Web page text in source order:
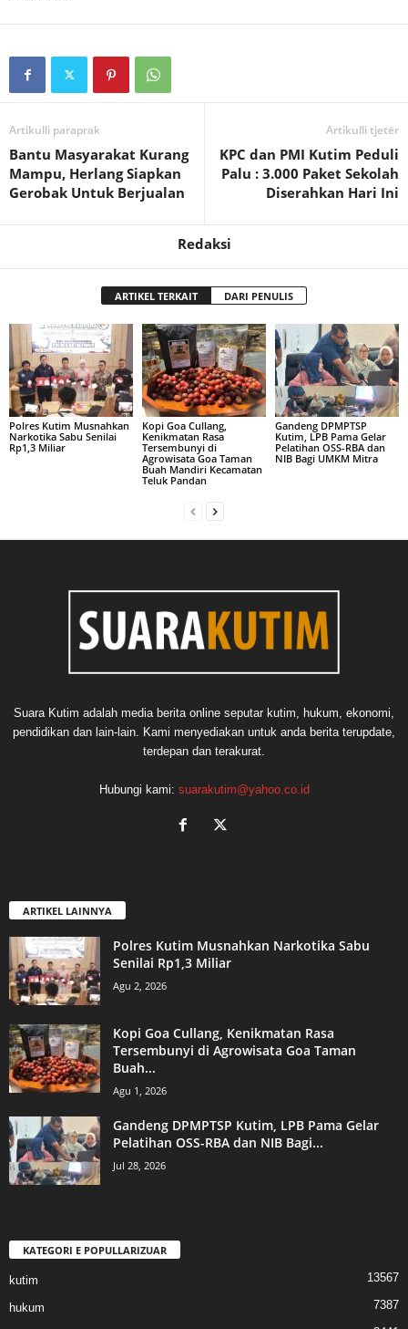
Artikulli paraprak
Bantu Masyarakat Kurang
Mampu, Herlang Siapkan
Gerobak Untuk Berjualan
Artikulli tjetër
KPC dan PMI Kutim Peduli
Palu : 3.000 Paket Sekolah
Diserahkan Hari Ini
Redaksi
ARTIKEL TERKAIT DARI PENULIS
Polres Kutim Musnahkan
Narkotika Sabu Senilai
Rp1,3 Miliar
Kopi Goa Cullang,
Kenikmatan Rasa
Tersembunyi di
Agrowisata Goa Taman
Buah Mandiri Kecamatan
Teluk Pandan
Gandeng DPMPTSP
Kutim, LPB Pama Gelar
Pelatihan OSS-RBA dan
NIB Bagi UMKM Mitra
Suara Kutim adalah media berita online seputar kutim, hukum, ekonomi,
pendidikan dan lain-lain. Kami menyediakan untuk anda berita terupdate,
terdepan dan terakurat.
Hubungi kami: suarakutim@yahoo.co.id
ARTIKEL LAINNYA
Polres Kutim Musnahkan Narkotika Sabu
Senilai Rp1,3 Miliar
Agu 2, 2026
Kopi Goa Cullang, Kenikmatan Rasa
Tersembunyi di Agrowisata Goa Taman
Buah...
Agu 1, 2026
Gandeng DPMPTSP Kutim, LPB Pama Gelar
Pelatihan OSS-RBA dan NIB Bagi...
Jul 28, 2026
KATEGORI E POPULLARIZUAR
kutim 13567
hukum 7387